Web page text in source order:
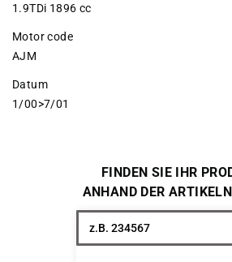
1.9TDi 1896 cc
Motor code
AJM
Datum
1/00>7/01
FINDEN SIE IHR
ANHAND DER